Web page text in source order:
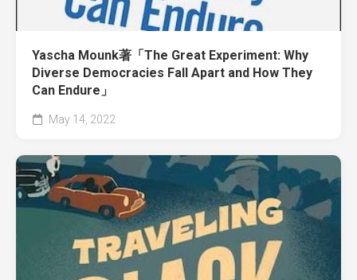
Yascha Mounk著「The Great Experiment: Why
Diverse Democracies Fall Apart and How They
Can Endure」
May 14, 2022